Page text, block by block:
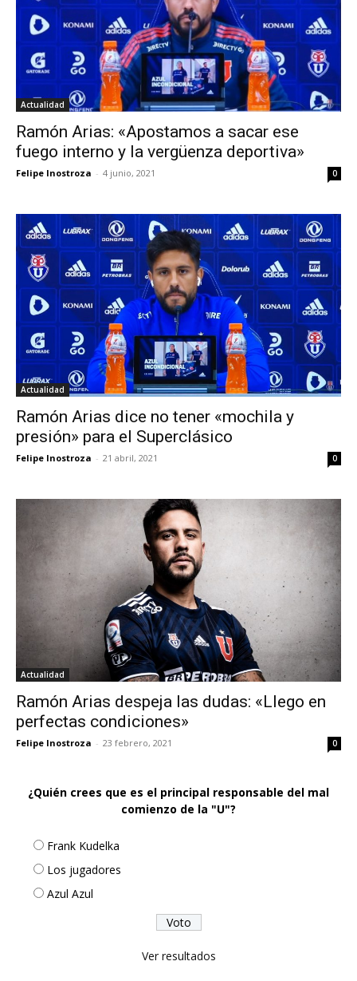
Actualidad
Ramón Arias: «Apostamos a sacar ese
fuego interno y la vergüenza deportiva»
Felipe Inostroza - 4 junio, 2021 0
Actualidad
Ramón Arias dice no tener «mochila y
presión» para el Superclásico
Felipe Inostroza - 21 abril, 2021 0
Actualidad
Ramón Arias despeja las dudas: «Llego en
perfectas condiciones»
Felipe Inostroza - 23 febrero, 2021 0
¿Quién crees que es el principal responsable del mal
comienzo de la "U"?
Frank Kudelka
Los jugadores
Azul Azul
Ver resultados